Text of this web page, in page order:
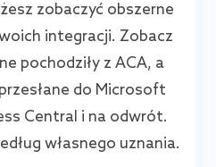
zobaczyć obszerne
integracji. Zobacz
pochodziły z ACA, a
do Microsoft
Central i na odwrót.
własnego uznania.